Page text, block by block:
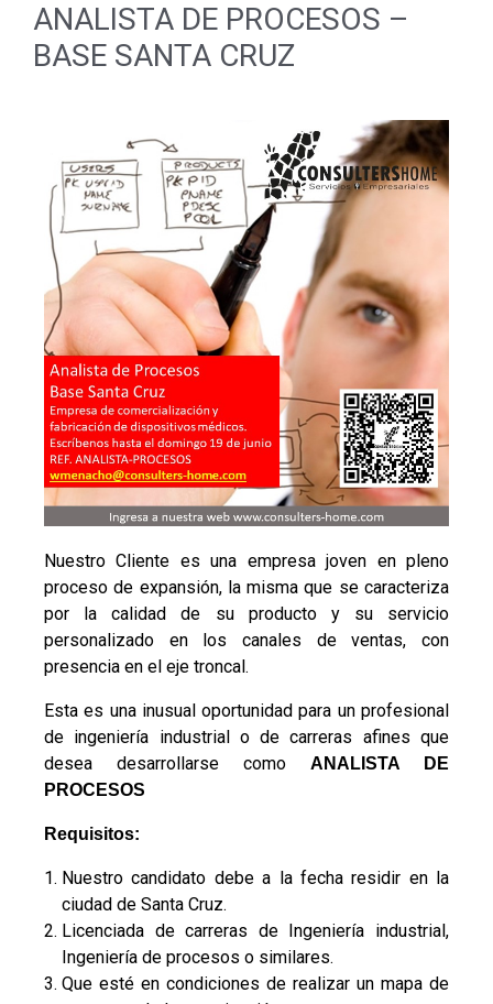
ANALISTA DE PROCESOS –
BASE SANTA CRUZ
Nuestro Cliente es una empresa joven en pleno
proceso de expansión, la misma que se caracteriza
por la calidad de su producto y su servicio
personalizado en los canales de ventas, con
presencia en el eje troncal.
Esta es una inusual oportunidad para un profesional
de ingeniería industrial o de carreras afines que
desea desarrollarse como ANALISTA DE
PROCESOS
Requisitos:
Nuestro candidato debe a la fecha residir en la
ciudad de Santa Cruz.
Licenciada de carreras de Ingeniería industrial,
Ingeniería de procesos o similares.
Que esté en condiciones de realizar un mapa de